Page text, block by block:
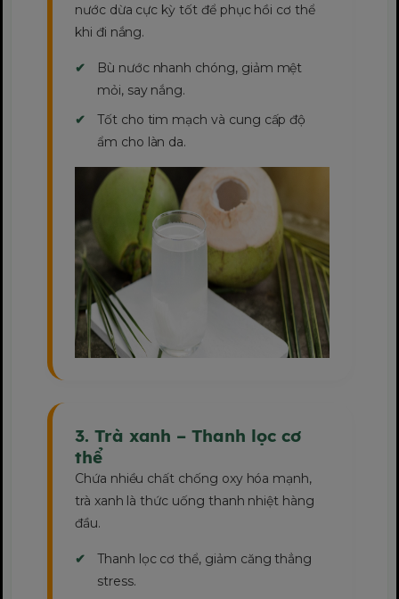
nước dừa cực kỳ tốt để phục hồi cơ thể
khi đi nắng.
Bù nước nhanh chóng, giảm mệt
mỏi, say nắng.
Tốt cho tim mạch và cung cấp độ
ẩm cho làn da.
3. Trà xanh – Thanh lọc cơ
thể
Chứa nhiều chất chống oxy hóa mạnh,
trà xanh là thức uống thanh nhiệt hàng
đầu.
Thanh lọc cơ thể, giảm căng thẳng
stress.